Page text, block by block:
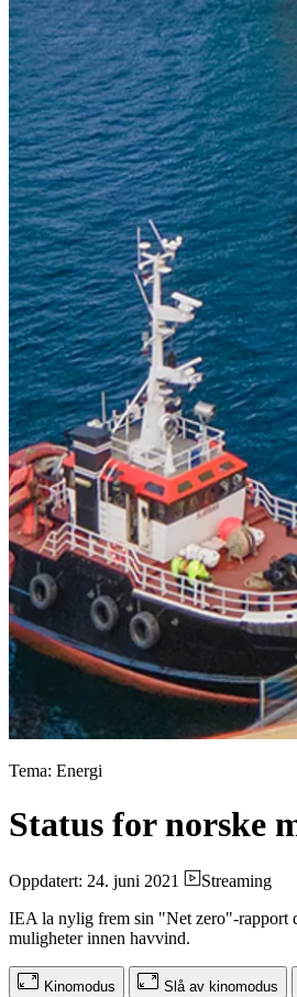
Tema: Energi
Status for norske
Oppdatert: 24. juni 2021
Streaming
IEA la nylig frem sin "Net zero"-rapport
muligheter innen havvind.
Kinomodus Slå av kinomodus